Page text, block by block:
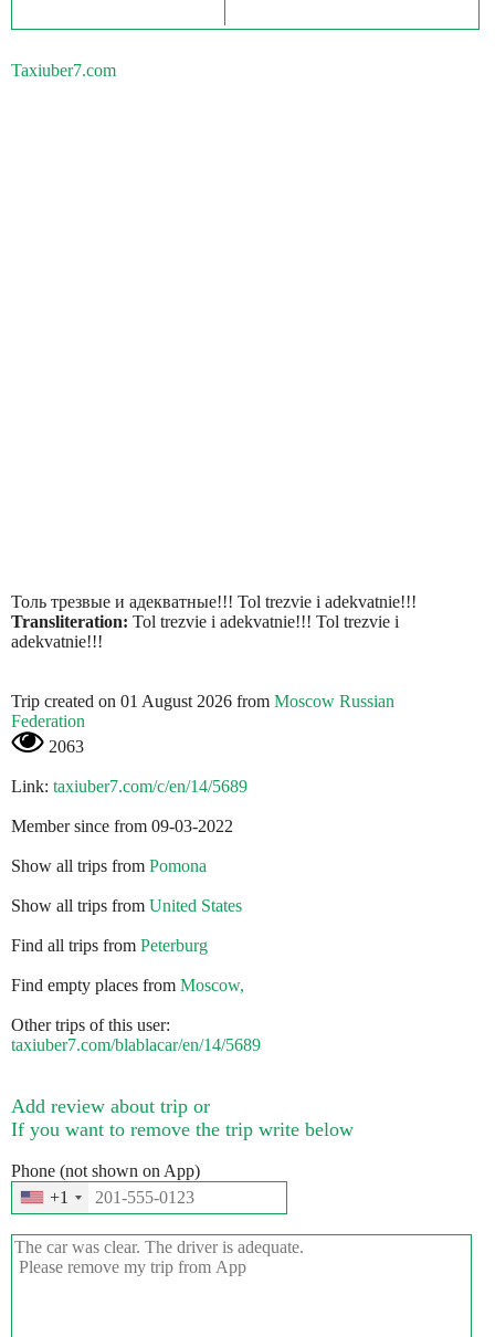
Taxiuber7.com
Толь трезвые и адекватные!!! Tol trezvie i adekvatnie!!!
Transliteration: Tol trezvie i adekvatnie!!! Tol trezvie i
adekvatnie!!!
Trip created on 01 August 2026 from Moscow Russian
Federation
2063
Link: taxiuber7.com/c/en/14/5689
Member since from 09-03-2022
Show all trips from Pomona
Show all trips from United States
Find all trips from Peterburg
Find empty places from Moscow,
Other trips of this user:
taxiuber7.com/blablacar/en/14/5689
Add review about trip or
If you want to remove the trip write below
Phone (not shown on App)
+1